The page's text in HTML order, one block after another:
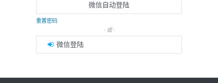
微信自动登陆
重置密码
- 或 -
微信登陆